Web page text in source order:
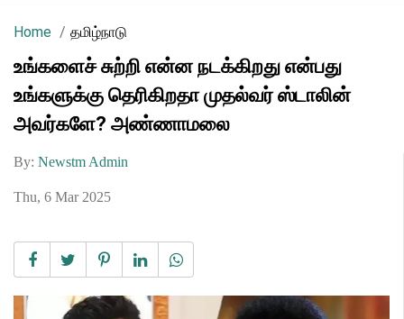
Home தமிழ்நாடு
உங்களைச் சுற்றி என்ன நடக்கிறது என்பது
உங்களுக்கு தெரிகிறதா முதல்வர் ஸ்டாலின்
அவர்களே? அண்ணாமலை
By: Newstm Admin
Thu, 6 Mar 2025